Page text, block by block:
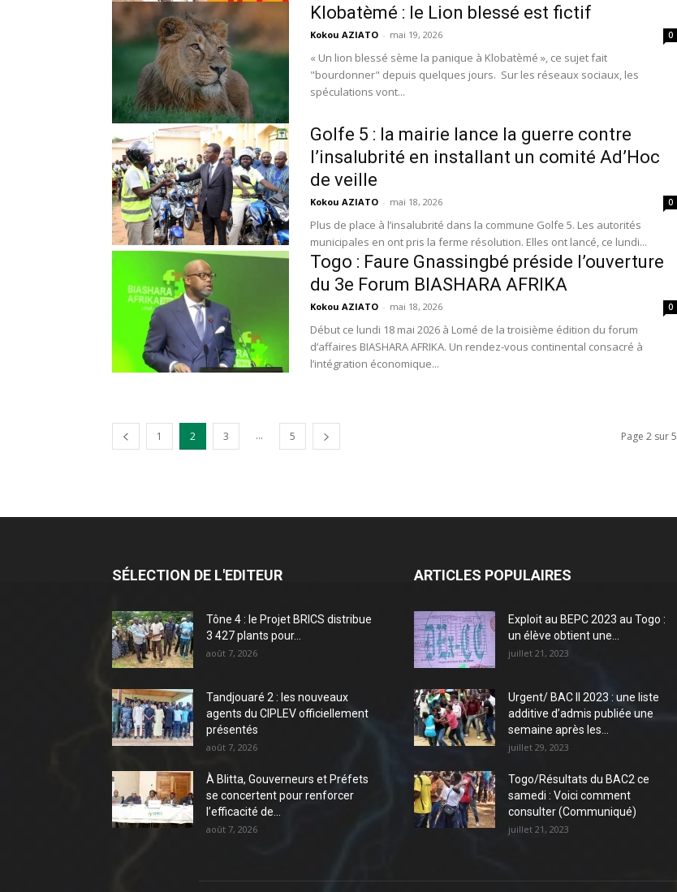
Klobatèmé : le Lion blessé est fictif
Kokou AZIATO - mai 19, 2026 0
« Un lion blessé sème la panique à Klobatèmé », ce sujet fait
"bourdonner" depuis quelques jours. Sur les réseaux sociaux, les
spéculations vont...
Golfe 5 : la mairie lance la guerre contre
l’insalubrité en installant un comité Ad’Hoc
de veille
Kokou AZIATO - mai 18, 2026 0
Plus de place à l’insalubrité dans la commune Golfe 5. Les autorités
municipales en ont pris la ferme résolution. Elles ont lancé, ce lundi...
Togo : Faure Gnassingbé préside l’ouverture
du 3e Forum BIASHARA AFRIKA
Kokou AZIATO - mai 18, 2026 0
Début ce lundi 18 mai 2026 à Lomé de la troisième édition du forum
d’affaires BIASHARA AFRIKA. Un rendez-vous continental consacré à
l’intégration économique...
1 2 3 ... 5 Page 2 sur 5
SÉLECTION DE L'EDITEUR
Tône 4 : le Projet BRICS distribue
3 427 plants pour...
août 7, 2026
Tandjouaré 2 : les nouveaux
agents du CIPLEV officiellement
présentés
août 7, 2026
À Blitta, Gouverneurs et Préfets
se concertent pour renforcer
l’efficacité de...
août 7, 2026
ARTICLES POPULAIRES
Exploit au BEPC 2023 au Togo :
un élève obtient une...
juillet 21, 2023
Urgent/ BAC II 2023 : une liste
additive d’admis publiée une
semaine après les...
juillet 29, 2023
Togo/Résultats du BAC2 ce
samedi : Voici comment
consulter (Communiqué)
juillet 21, 2023